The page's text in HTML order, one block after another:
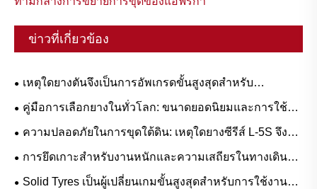
ข่าวที่เกี่ยวข้อง
เหตุใดยางตันจึงเป็นการอัพเกรดขั้นสูงสุดสำหรับ
เวิร์กโฟลว์งานหนัก
คู่มือการเลือกยางในทั่วโลก: ขนาดยอดนิยมและการใช้
งานตามสถานการณ์สำหรับยางธรรมชาติกับยางบิวทิล
ความปลอดภัยในการขุดใต้ดิน: เหตุใดยางซีรีส์ L-5S จึงมี
ความสำคัญอย่างยิ่งในการขจัดปัญหาการหยุดทำงานของ
การยึดเกาะสำหรับงานหนักและความเสถียรในทางเดินสูง:
แนวโน้มความต้องการยางล้อรถยกและคู่มือการใช้งาน
Solid Tyres เป็นผู้เปลี่ยนเกมขั้นสูงสุดสำหรับการใช้งาน